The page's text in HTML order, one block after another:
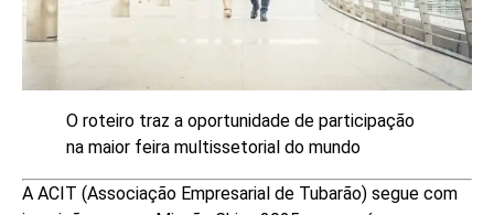
O roteiro traz a oportunidade de participação
na maior feira multissetorial do mundo
A ACIT (Associação Empresarial de Tubarão) segue com